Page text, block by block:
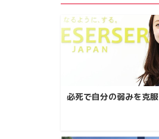
必死で自分の弱みを克服